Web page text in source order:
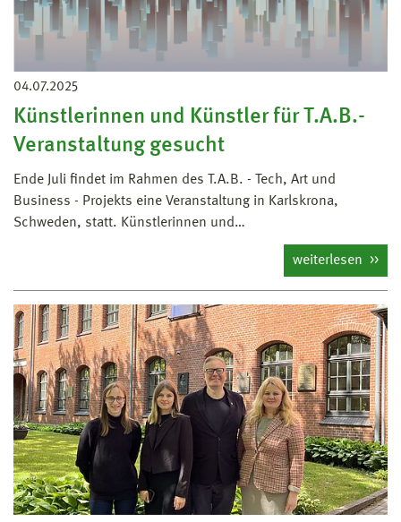
04.07.2025
Künstlerinnen und Künstler für T.A.B.-
Veranstaltung gesucht
Ende Juli findet im Rahmen des T.A.B. - Tech, Art und
Business - Projekts eine Veranstaltung in Karlskrona,
Schweden, statt. Künstlerinnen und…
weiterlesen